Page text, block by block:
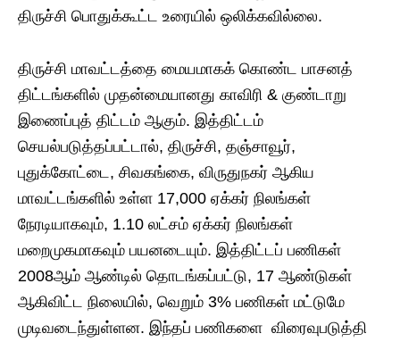
திருச்சி பொதுக்கூட்ட உரையில் ஒலிக்கவில்லை.
திருச்சி மாவட்டத்தை மையமாகக் கொண்ட பாசனத்
திட்டங்களில் முதன்மையானது காவிரி & குண்டாறு
இணைப்புத் திட்டம் ஆகும். இத்திட்டம்
செயல்படுத்தப்பட்டால், திருச்சி, தஞ்சாவூர்,
புதுக்கோட்டை, சிவகங்கை, விருதுநகர் ஆகிய
மாவட்டங்களில் உள்ள 17,000 ஏக்கர் நிலங்கள்
நேரடியாகவும், 1.10 லட்சம் ஏக்கர் நிலங்கள்
மறைமுகமாகவும் பயனடையும். இத்திட்டப் பணிகள்
2008ஆம் ஆண்டில் தொடங்கப்பட்டு, 17 ஆண்டுகள்
ஆகிவிட்ட நிலையில், வெறும் 3% பணிகள் மட்டுமே
முடிவடைந்துள்ளன. இந்தப் பணிகளை விரைவுபடுத்தி